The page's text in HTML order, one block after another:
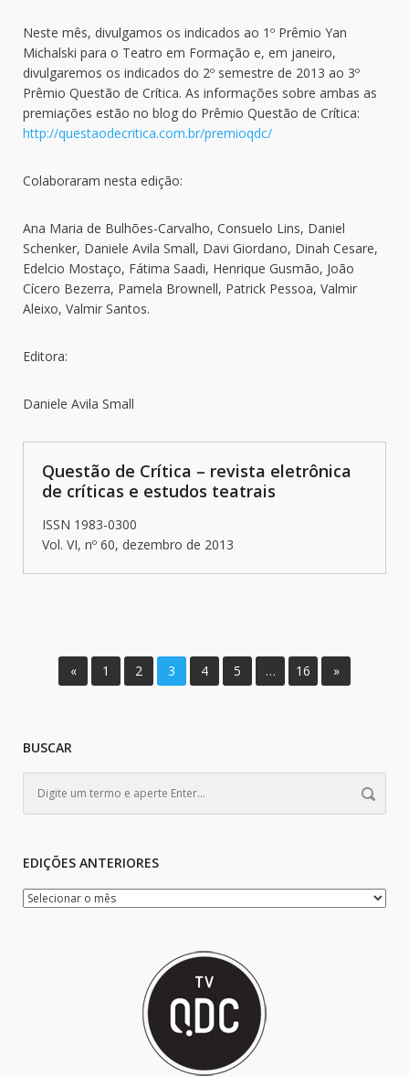
Neste mês, divulgamos os indicados ao 1º Prêmio Yan
Michalski para o Teatro em Formação e, em janeiro,
divulgaremos os indicados do 2º semestre de 2013 ao 3º
Prêmio Questão de Crítica. As informações sobre ambas as
premiações estão no blog do Prêmio Questão de Crítica:
http://questaodecritica.com.br/premioqdc/
Colaboraram nesta edição:
Ana Maria de Bulhões-Carvalho, Consuelo Lins, Daniel
Schenker, Daniele Avila Small, Davi Giordano, Dinah Cesare,
Edelcio Mostaço, Fátima Saadi, Henrique Gusmão, João
Cícero Bezerra, Pamela Brownell, Patrick Pessoa, Valmir
Aleixo, Valmir Santos.
Editora:
Daniele Avila Small
Questão de Crítica – revista eletrônica
de críticas e estudos teatrais
ISSN 1983-0300
Vol. VI, nº 60, dezembro de 2013
« 1 2 3 4 5 … 16 »
BUSCAR
EDIÇÕES ANTERIORES